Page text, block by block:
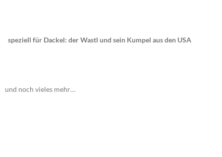
speziell für Dackel: der Wastl und sein Kumpel aus den USA
und noch vieles mehr…